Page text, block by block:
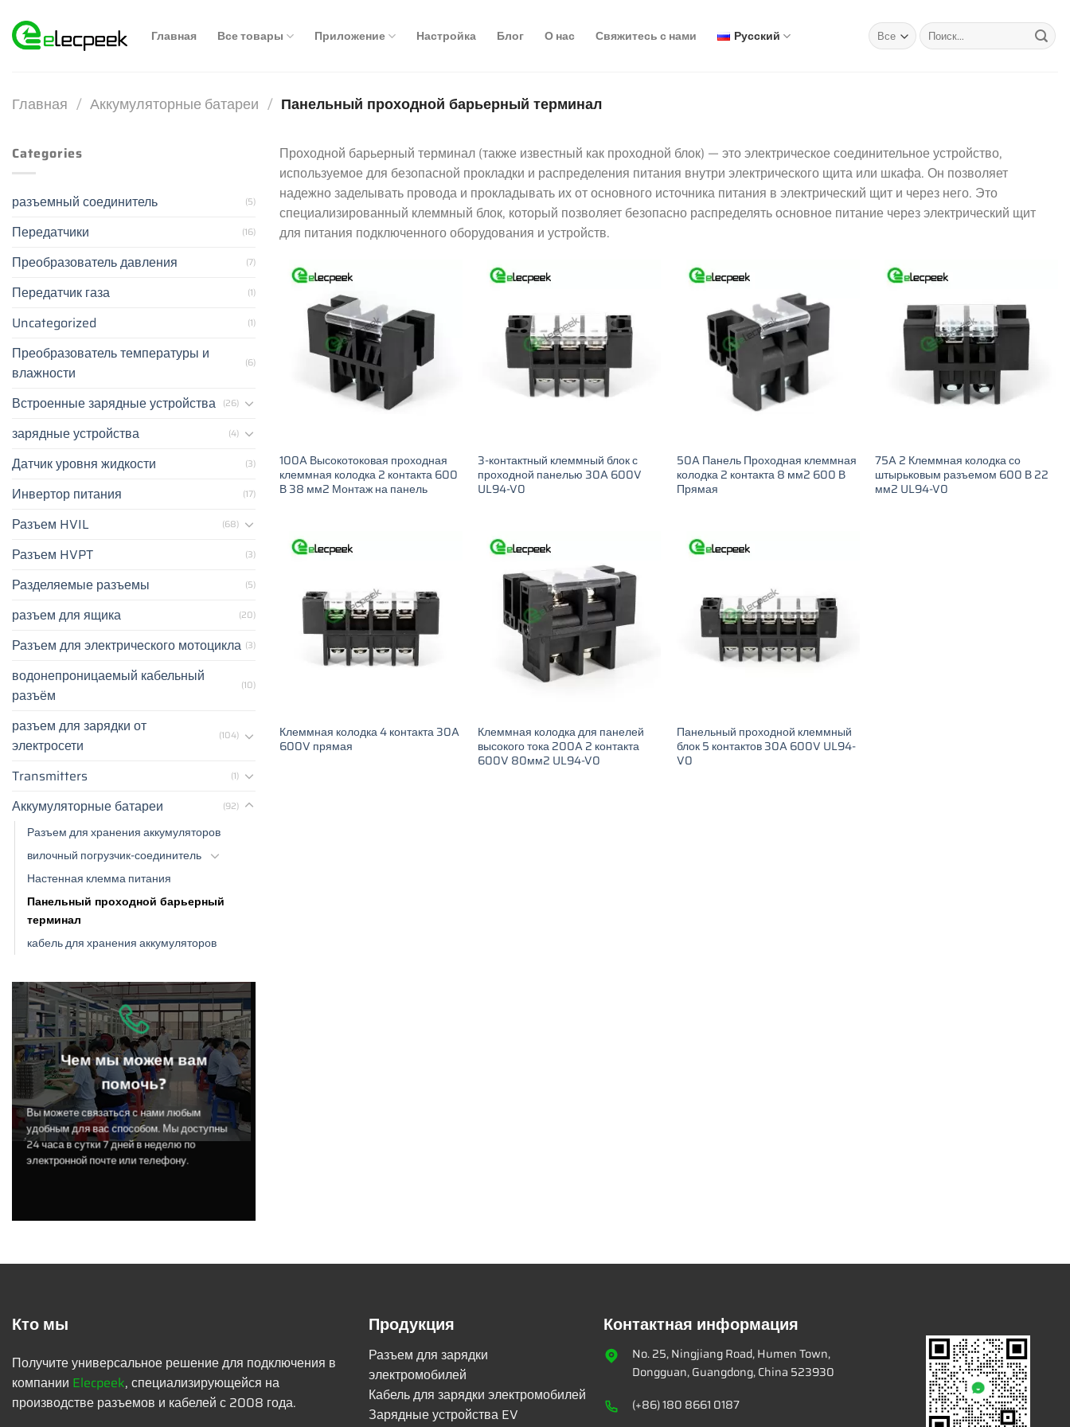
content
Главная Все товары Приложение Настройка Блог О нас Свяжитесь с нами Русский Искать:
Главная / Аккумуляторные батареи / Панельный проходной барьерный терминал
Categories
разъемный соединитель (5)
Передатчики (16)
Преобразователь давления (7)
Передатчик газа (1)
Uncategorized (1)
Преобразователь температуры и
влажности
(6)
Встроенные зарядные устройства (26)
зарядные устройства (4)
Датчик уровня жидкости (3)
Инвертор питания (17)
Разъем HVIL (68)
Разъем HVPT (3)
Разделяемые разъемы (5)
разъем для ящика (20)
Разъем для электрического мотоцикла (3)
водонепроницаемый кабельный
разъём
(10)
разъем для зарядки от
электросети
(104)
Transmitters (1)
Аккумуляторные батареи (92)
Разъем для хранения аккумуляторов
вилочный погрузчик-соединитель
Настенная клемма питания
Панельный проходной барьерный
терминал
кабель для хранения аккумуляторов
Чем мы можем вам
помочь?
Вы можете связаться с нами любым
удобным для вас способом. Мы доступны
24 часа в сутки 7 дней в неделю по
электронной почте или телефону.
Проходной барьерный терминал (также известный как проходной блок) — это электрическое соединительное устройство,
используемое для безопасной прокладки и распределения питания внутри электрического щита или шкафа. Он позволяет
надежно заделывать провода и прокладывать их от основного источника питания в электрический щит и через него. Это
специализированный клеммный блок, который позволяет безопасно распределять основное питание через электрический щит
для питания подключенного оборудования и устройств.
100A Высокотоковая проходная
клеммная колодка 2 контакта 600
В 38 мм2 Монтаж на панель
3-контактный клеммный блок с
проходной панелью 30A 600V
UL94-V0
50A Панель Проходная клеммная
колодка 2 контакта 8 мм2 600 В
Прямая
75A 2 Клеммная колодка со
штырьковым разъемом 600 В 22
мм2 UL94-V0
Клеммная колодка 4 контакта 30A
600V прямая
Клеммная колодка для панелей
высокого тока 200A 2 контакта
600V 80мм2 UL94-V0
Панельный проходной клеммный
блок 5 контактов 30A 600V UL94-
V0
Кто мы
Получите универсальное решение для подключения в
компании Elecpeek, специализирующейся на
производстве разъемов и кабелей с 2008 года.
Продукция
Разъем для зарядки
электромобилей
Кабель для зарядки электромобилей
Зарядные устройства EV
Контактная информация
No. 25, Ningjiang Road, Humen Town,
Dongguan, Guangdong, China 523930
(+86) 180 8661 0187